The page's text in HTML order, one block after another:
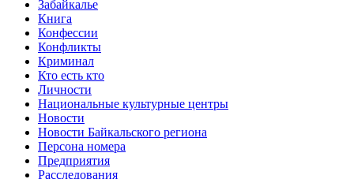
Забайкалье
Книга
Конфессии
Конфликты
Криминал
Кто есть кто
Личности
Национальные культурные центры
Новости
Новости Байкальского региона
Персона номера
Предприятия
Расследования